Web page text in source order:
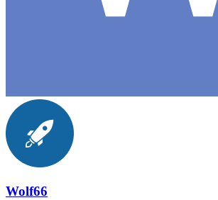
Wolf66